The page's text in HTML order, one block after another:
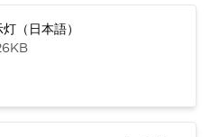
（日本語）